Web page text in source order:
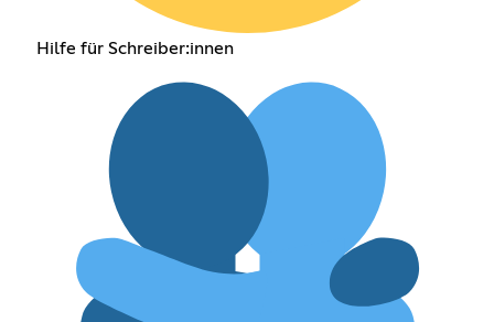
Hilfe für Schreiber:innen